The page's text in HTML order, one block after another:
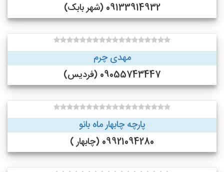
09133914932 (شهر بابک)
مهدی چرم
09055743447 (فردیس)
پارچه چابهار ماه بانو
09921094280 (چابهار )